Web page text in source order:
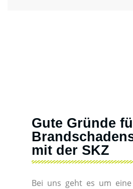
Gute Gründe
mit der SKZ
Bei uns geht es um eine